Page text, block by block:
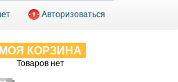
Авторизоваться
МОЯ КОРЗИНА
Товаров нет